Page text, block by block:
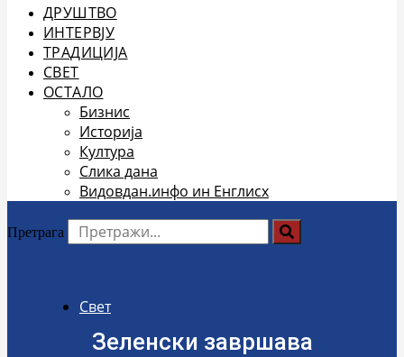
ДРУШТВО
ИНТЕРВЈУ
ТРАДИЦИЈА
СВЕТ
ОСТАЛО
Бизнис
Историја
Култура
Слика дана
Видовдан.инфо ин Енглисх
Претрага
Свет
Зеленски завршава